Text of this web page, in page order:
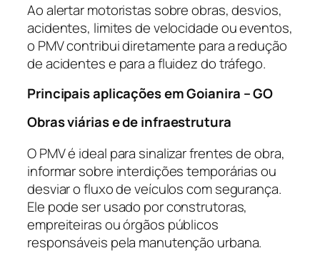
Ao alertar motoristas sobre obras, desvios,
acidentes, limites de velocidade ou eventos,
o PMV contribui diretamente para a redução
de acidentes e para a fluidez do tráfego.
Principais aplicações em Goianira – GO
Obras viárias e de infraestrutura
O PMV é ideal para sinalizar frentes de obra,
informar sobre interdições temporárias ou
desviar o fluxo de veículos com segurança.
Ele pode ser usado por construtoras,
empreiteiras ou órgãos públicos
responsáveis pela manutenção urbana.